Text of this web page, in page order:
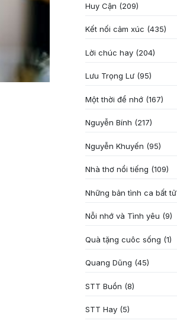
Huy Cận (209)
Kết nối cảm xúc (435)
Lời chúc hay (204)
Lưu Trọng Lư (95)
Một thời để nhớ (167)
Nguyễn Bính (217)
Nguyễn Khuyến (95)
Nhà thơ nổi tiếng (109)
Những bản tình ca bất tử
Nỗi nhớ và Tình yêu (9)
Quà tặng cuôc sống (1)
Quang Dũng (45)
STT Buồn (8)
STT Hay (5)